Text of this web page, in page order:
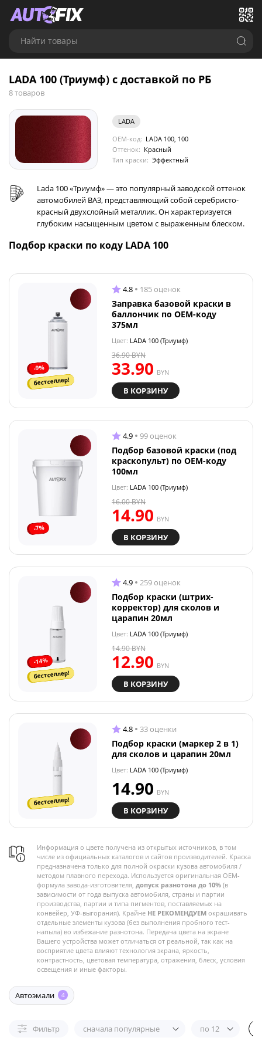
Найти товары
LADA 100 (Триумф) с доставкой по РБ
8 товаров
LADA
OEM-код: LADA 100, 100
Оттенок: Красный
Тип краски: Эффектный
Lada 100 «Триумф» — это популярный заводской оттенок
автомобилей ВАЗ, представляющий собой серебристо-
красный двухслойный металлик. Он характеризуется
глубоким насыщенным цветом с выраженным блеском.
Подбор краски по коду LADA 100
-9%
бестселлер!
4.8 185 оценок
Заправка базовой краски в
баллончик по OEM-коду
375мл
Цвет: LADA 100 (Триумф)
33.90 BYN
36.90BYN
В КОРЗИНУ
-7%
4.9 99 оценок
Подбор базовой краски (под
краскопульт) по OEM-коду
100мл
Цвет: LADA 100 (Триумф)
14.90 BYN
16.00BYN
В КОРЗИНУ
-14%
бестселлер!
4.9 259 оценок
Подбор краски (штрих-
корректор) для сколов и
царапин 20мл
Цвет: LADA 100 (Триумф)
12.90 BYN
14.90BYN
В КОРЗИНУ
бестселлер!
4.8 33 оценки
Подбор краски (маркер 2 в 1)
для сколов и царапин 20мл
Цвет: LADA 100 (Триумф)
14.90 BYN
В КОРЗИНУ
Информация о цвете получена из открытых источников, в том
числе из официальных каталогов и сайтов производителей. Краска
предназначена только для полной окраски кузова автомобиля /
методом плавного перехода. Используется оригинальная OEM-
формула завода-изготовителя, допуск разнотона до 10% (в
зависимости от года выпуска автомобиля, страны и партии
производства, партии и типа пигментов, поставляемых на
конвейер, УФ-выгорания). Крайне НЕ РЕКОМЕНДУЕМ окрашивать
отдельные элементы кузова (без выполнения пробного тест-
напыла) во избежание разнотона. Передача цвета на экране
Вашего устройства может отличаться от реальной, так как на
восприятие цвета влияют технология экрана, яркость,
контрастность, цветовая температура, отражения, блеск, условия
освещения и иные факторы.
Автоэмали 4
Фильтр сначала популярные по 12